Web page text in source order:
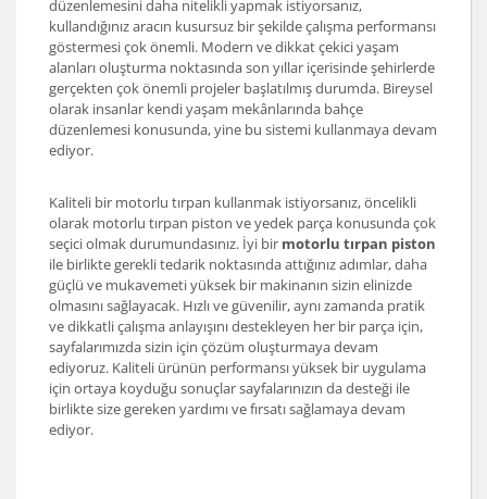
düzenlemesini daha nitelikli yapmak istiyorsanız,
kullandığınız aracın kusursuz bir şekilde çalışma performansı
göstermesi çok önemli. Modern ve dikkat çekici yaşam
alanları oluşturma noktasında son yıllar içerisinde şehirlerde
gerçekten çok önemli projeler başlatılmış durumda. Bireysel
olarak insanlar kendi yaşam mekânlarında bahçe
düzenlemesi konusunda, yine bu sistemi kullanmaya devam
ediyor.
Kaliteli bir motorlu tırpan kullanmak istiyorsanız, öncelikli
olarak motorlu tırpan piston ve yedek parça konusunda çok
seçici olmak durumundasınız. İyi bir motorlu tırpan piston
ile birlikte gerekli tedarik noktasında attığınız adımlar, daha
güçlü ve mukavemeti yüksek bir makinanın sizin elinizde
olmasını sağlayacak. Hızlı ve güvenilir, aynı zamanda pratik
ve dikkatli çalışma anlayışını destekleyen her bir parça için,
sayfalarımızda sizin için çözüm oluşturmaya devam
ediyoruz. Kaliteli ürünün performansı yüksek bir uygulama
için ortaya koyduğu sonuçlar sayfalarınızın da desteği ile
birlikte size gereken yardımı ve fırsatı sağlamaya devam
ediyor.